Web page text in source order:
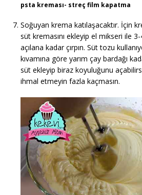
psta kreması- streç film kapatma
Soğuyan krema katılaşacaktır. İçin
süt kremasını ekleyip el mikseri ile
açılana kadar çırpın. Süt tozu
kıvamına göre yarım çay bardağı
süt ekleyip biraz koyuluğunu
ihmal etmeyin fazla kaçmasın.